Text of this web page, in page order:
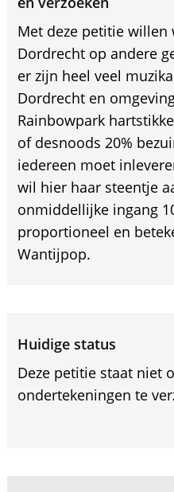
Met deze petitie willen
Dordrecht op andere
er zijn heel veel
Dordrecht en
Rainbowpark
of desnoods 20%
iedereen moet
wil hier haar steentje
onmiddellijke ingang
proportioneel en
Wantijpop.
Huidige status
Deze petitie staat niet
ondertekeningen te